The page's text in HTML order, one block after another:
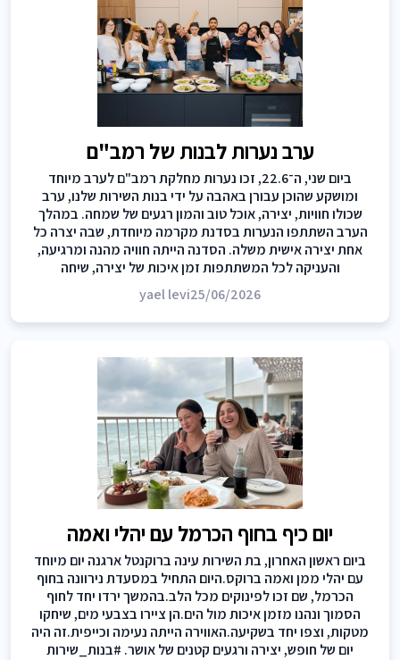
ערב נערות לבנות של רמב"ם
ביום שני, ה־22.6, זכו נערות מחלקת רמב"ם לערב מיוחד
ומושקע שהוכן עבורן באהבה על ידי בנות השירות שלנו, ערב
שכולו חוויות, יצירה, אוכל טוב והמון רגעים של שמחה. במהלך
הערב השתתפו הנערות בסדנת מקרמה מיוחדת, שבה יצרה כל
אחת יצירה אישית משלה. הסדנה הייתה חוויה מהנה ומרגיעה,
והעניקה לכל המשתתפות זמן איכות של יצירה, שיחה
yael levi25/06/2026
יום כיף בחוף הכרמל עם יהלי ואמה
ביום ראשון האחרון, בת השירות עינה ברוקנטל ארגנה יום מיוחד
עם יהלי ממן ואמה ברוקס.היום התחיל במסעדת נירוונה בחוף
הכרמל, שם זכו לפינוקים מכל הלב.בהמשך ירדו יחד לחוף
הסמוך ונהנו מזמן איכות מול הים.הן ציירו בצבעי מים, שיחקו
מטקות, וצפו יחד בשקיעה.האווירה הייתה נעימה וכייפית.זה היה
יום של חופש, יצירה ורגעים קטנים של אושר. #בנות_שירות